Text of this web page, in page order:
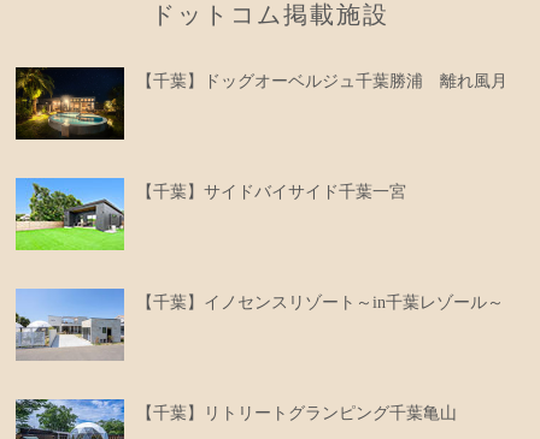
ドットコム掲載施設
【千葉】ドッグオーベルジュ千葉勝浦 離れ風月
【千葉】サイドバイサイド千葉一宮
【千葉】イノセンスリゾート～in千葉レゾール～
【千葉】リトリートグランピング千葉亀山